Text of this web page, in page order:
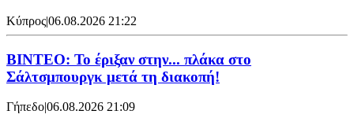
Κύπρος|06.08.2026 21:22
ΒΙΝΤΕΟ: Το έριξαν στην... πλάκα στο
Σάλτσμπουργκ μετά τη διακοπή!
Γήπεδο|06.08.2026 21:09